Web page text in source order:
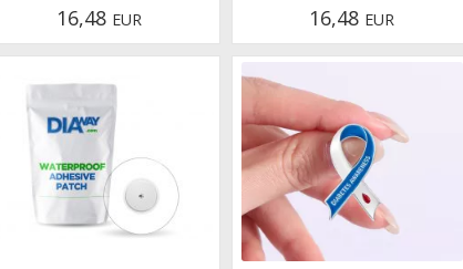
16,48 EUR 16,48 EUR